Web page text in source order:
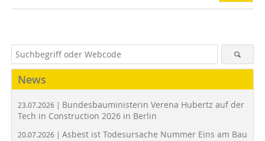
News
23.07.2026 | Bundesbauministerin Verena Hubertz auf der
Tech in Construction 2026 in Berlin
20.07.2026 | Asbest ist Todesursache Nummer Eins am Bau